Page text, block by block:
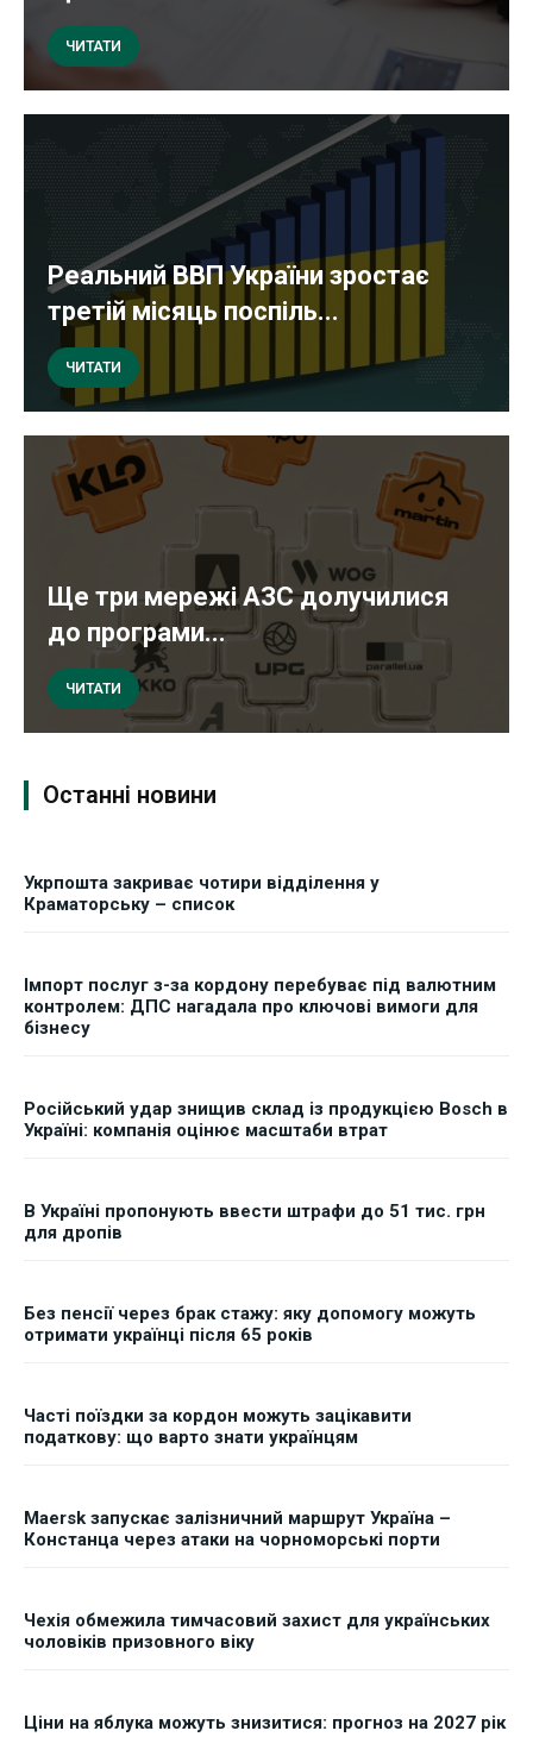
ЧИТАТИ
Реальний ВВП України зростає
третій місяць поспіль...
ЧИТАТИ
Ще три мережі АЗС долучилися
до програми...
ЧИТАТИ
Останні новини
Укрпошта закриває чотири відділення у
Краматорську – список
Імпорт послуг з-за кордону перебуває під валютним
контролем: ДПС нагадала про ключові вимоги для
бізнесу
Російський удар знищив склад із продукцією Bosch в
Україні: компанія оцінює масштаби втрат
В Україні пропонують ввести штрафи до 51 тис. грн
для дропів
Без пенсії через брак стажу: яку допомогу можуть
отримати українці після 65 років
Часті поїздки за кордон можуть зацікавити
податкову: що варто знати українцям
Maersk запускає залізничний маршрут Україна –
Констанца через атаки на чорноморські порти
Чехія обмежила тимчасовий захист для українських
чоловіків призовного віку
Ціни на яблука можуть знизитися: прогноз на 2027 рік